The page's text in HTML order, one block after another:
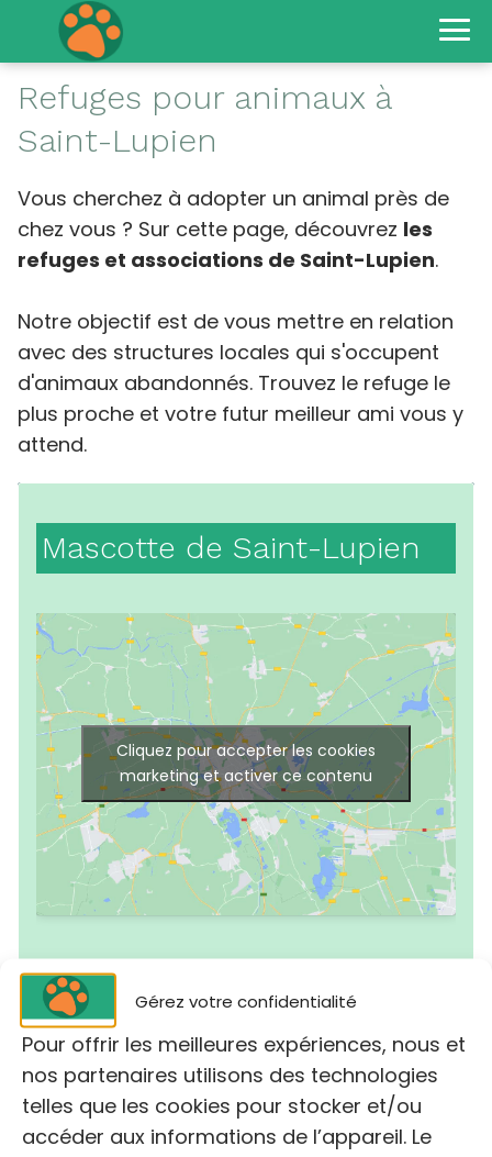
Gérez votre confidentialité
Pour offrir les meilleures expériences, nous et
nos partenaires utilisons des technologies
telles que les cookies pour stocker et/ou
accéder aux informations de l’appareil. Le
Refuges pour animaux à
Saint-Lupien
Vous cherchez à adopter un animal près de
chez vous ? Sur cette page, découvrez les
refuges et associations de Saint-Lupien.
Notre objectif est de vous mettre en relation
avec des structures locales qui s'occupent
d'animaux abandonnés. Trouvez le refuge le
plus proche et votre futur meilleur ami vous y
attend.
Mascotte de Saint-Lupien
Cliquez pour accepter les cookies
marketing et activer ce contenu
NOM